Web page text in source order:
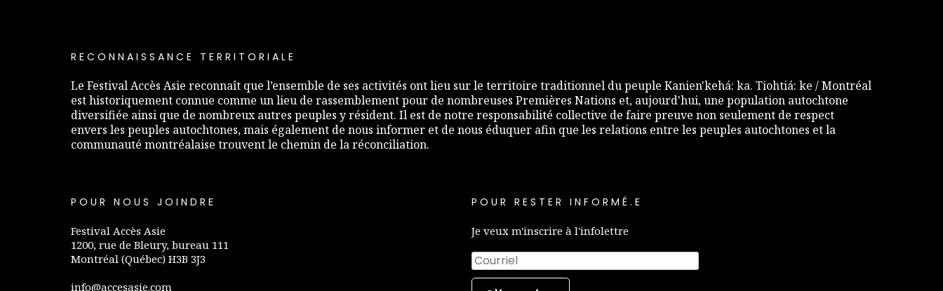
RECONNAISSANCE TERRITORIALE
Le Festival Accès Asie reconnaît que l’ensemble de ses activités ont lieu sur le territoire traditionnel du peuple Kanien'kehá: ka. Tiohtiá: ke / Montréal
est historiquement connue comme un lieu de rassemblement pour de nombreuses Premières Nations et, aujourd'hui, une population autochtone
diversifiée ainsi que de nombreux autres peuples y résident. Il est de notre responsabilité collective de faire preuve non seulement de respect
envers les peuples autochtones, mais également de nous informer et de nous éduquer afin que les relations entre les peuples autochtones et la
communauté montréalaise trouvent le chemin de la réconciliation.
POUR NOUS JOINDRE
Festival Accès Asie
1200, rue de Bleury, bureau 111
Montréal (Québec) H3B 3J3
info@accesasie.com
POUR RESTER INFORMÉ.E
Je veux m'inscrire à l'infolettre